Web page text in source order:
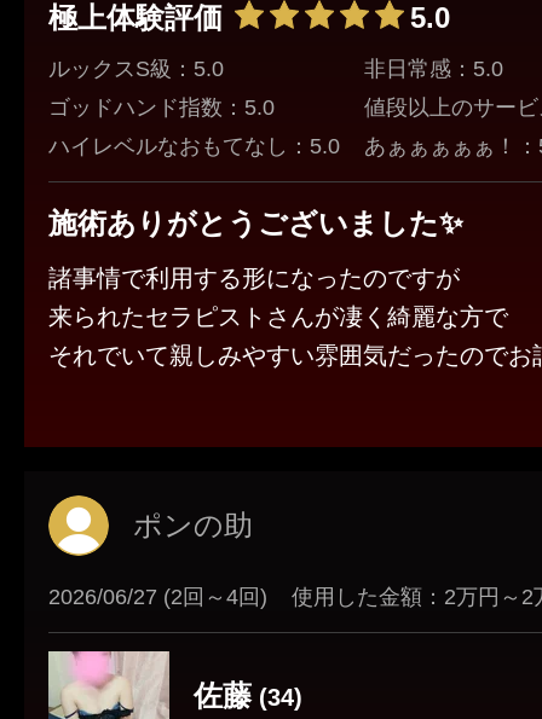
極上体験評価 5.0
ルックスS級：5.0
ゴッドハンド指数：5.0
ハイレベルなおもてなし：5.0
非日常感：5.0
値段以上のサー
あぁぁぁぁぁ！
施術ありがとうございました✨
諸事情で利用する形になったのですが
来られたセラピストさんが凄く綺麗な方で
それでいて親しみやすい雰囲気だったのでお
ポンの助
2026/06/27 (2回～4回) 使用した金額：2万円～2
佐藤(34)